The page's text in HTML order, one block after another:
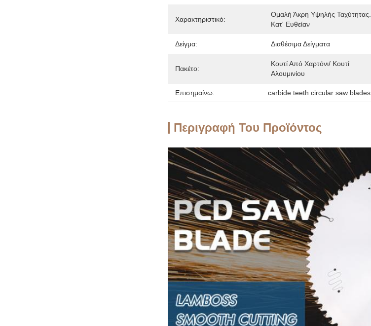
Χαρακτηριστικό:
Ομαλή Άκρη Υψηλής Ταχύτητας.
Κατ' Ευθείαν
Δείγμα: Διαθέσιμα Δείγματα
Πακέτο:
Κουτί Από Χαρτόνι/ Κουτί
Αλουμινίου
Επισημαίνω: carbide teeth circular saw blades
Περιγραφή Του Προϊόντος